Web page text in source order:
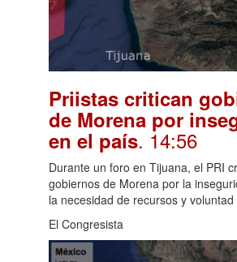
Priistas critican
de Morena por
en el país. 14:56
Durante un foro en Tijuana, el PRI
gobiernos de Morena por la
la necesidad de recursos y
El Congresista